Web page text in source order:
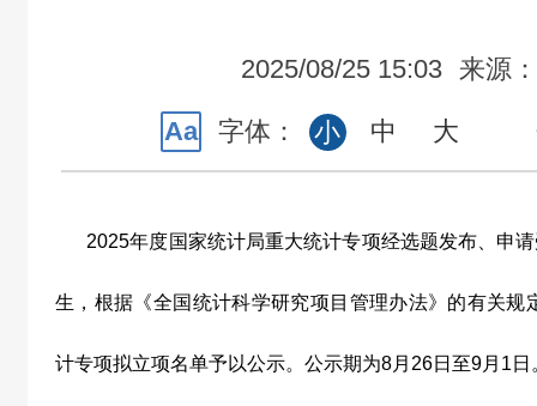
2025/08/25 15:03 来源
Aa 字体： 小 中 大
2025年度国家统计局重大统计专项经选题发布、申
生，根据《全国统计科学研究项目管理办法》的有关规
计专项拟立项名单予以公示。公示期为8月 26日至9月 1 日